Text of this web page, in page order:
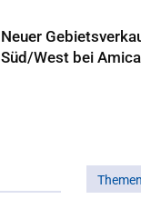
Neuer
Süd/West bei